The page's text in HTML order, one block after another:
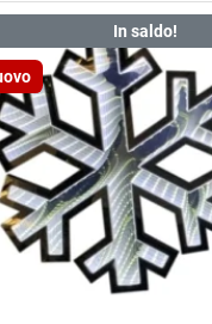
In saldo!